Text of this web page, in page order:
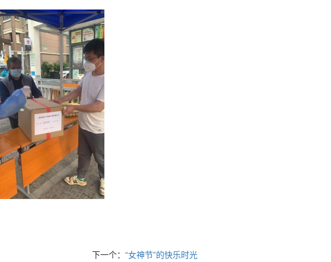
下一个：“女神节”的快乐时光